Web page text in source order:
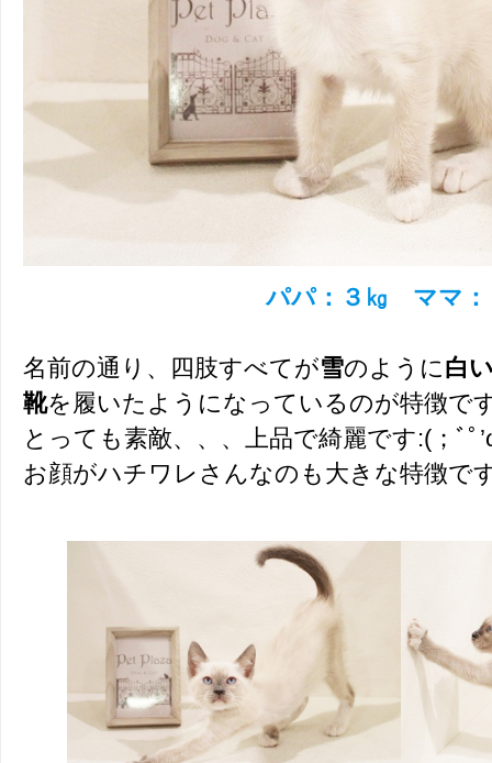
パパ：３㎏ ママ：
名前の通り、四肢すべてが雪のように白
靴を履いたようになっているのが特徴で
とっても素敵、、、上品で綺麗です:(；ﾞﾟ
お顔がハチワレさんなのも大きな特徴で